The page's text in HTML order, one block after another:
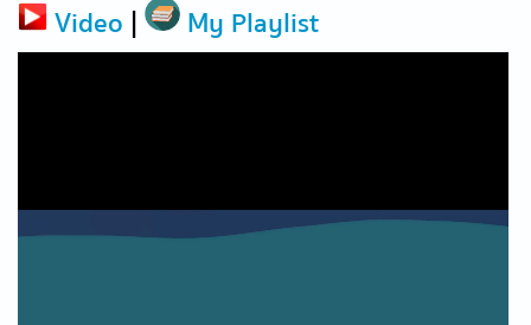
Video | My Playlist